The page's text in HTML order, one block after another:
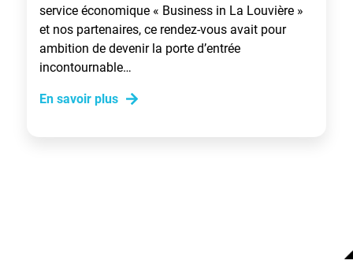
service économique « Business in La Louvière »
et nos partenaires, ce rendez-vous avait pour
ambition de devenir la porte d’entrée
incontournable…
En savoir plus